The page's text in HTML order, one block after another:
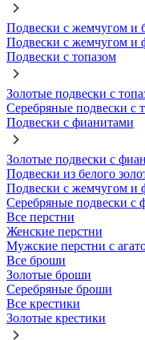
Подвески с жемчугом и
Подвески с жемчугом и
Подвески с топазом
Золотые подвески с
Серебряные подвески с
Подвески с фианитами
Золотые подвески с
Подвески из белого
Подвески с жемчугом и
Серебряные подвески с
Все перстни
Женские перстни
Мужские перстни с
Все броши
Золотые броши
Серебряные броши
Все крестики
Золотые крестики